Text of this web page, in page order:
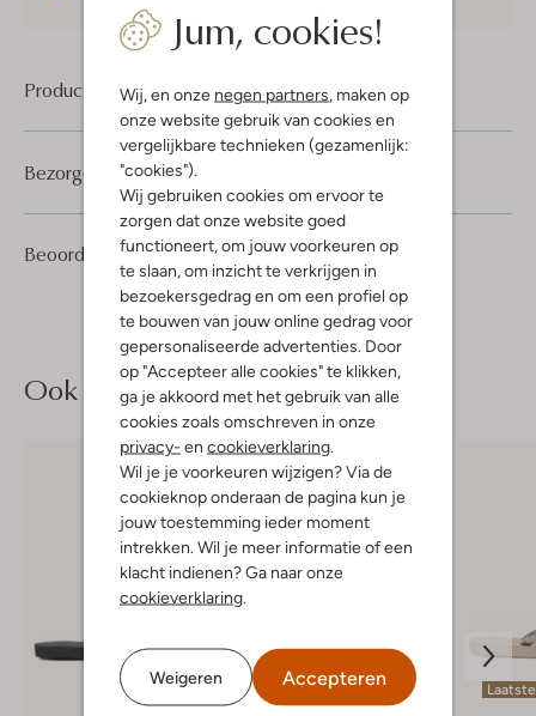
Jum, cookies!
Wij, en onze negen partners, maken op
onze website gebruik van cookies en
vergelijkbare technieken (gezamenlijk:
"cookies").
Wij gebruiken cookies om ervoor te
zorgen dat onze website goed
functioneert, om jouw voorkeuren op
te slaan, om inzicht te verkrijgen in
bezoekersgedrag en om een profiel op
te bouwen van jouw online gedrag voor
gepersonaliseerde advertenties. Door
op "Accepteer alle cookies" te klikken,
ga je akkoord met het gebruik van alle
cookies zoals omschreven in onze
privacy- en cookieverklaring.
Wil je je voorkeuren wijzigen? Via de
cookieknop onderaan de pagina kun je
jouw toestemming ieder moment
intrekken. Wil je meer informatie of een
klacht indienen? Ga naar onze
cookieverklaring.
Weigeren Accepteren
Product informatie
Beoordelingen (2) 4
2
4
Sterren
Bezorgen & retourneren
Ook iets voor jou?